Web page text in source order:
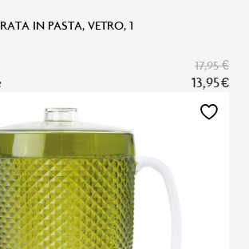
IN PASTA, VETRO, 1
17,95 €
13,95 €
Aggiungi